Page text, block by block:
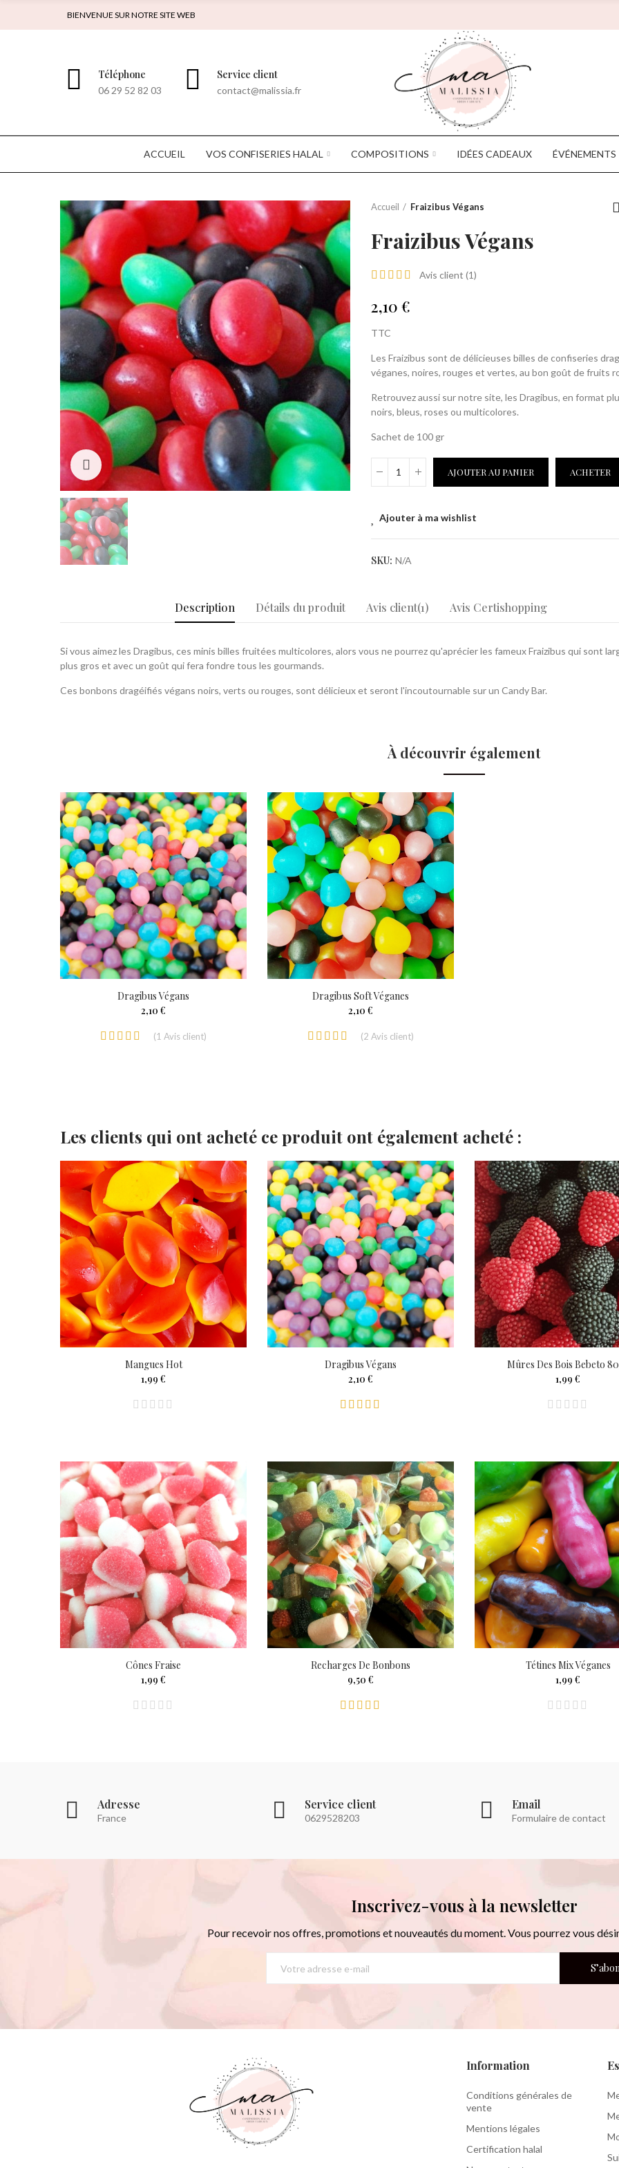
BIENVENUE SUR NOTRE SITE WEB
Téléphone
06 29 52 82 03
Service client
contact@malissia.fr
ACCUEIL VOS CONFISERIES HALAL COMPOSITIONS IDÉES CADEAUX ÉVÉNEMENTS
Click to enlarge
Accueil Fraizibus Végans
Fraizibus Végans
Avis client (1)
2,10 €
TTC
Les Fraizibus sont de délicieuses billes de confiseries
véganes, noires, rouges et vertes, au bon goût de fruits
Retrouvez aussi sur notre site, les Dragibus, en format
noirs, bleus, roses ou multicolores.
Sachet de 100 gr
AJOUTER AU PANIER ACHETER
Ajouter à ma wishlist
SKU: N/A
Description Détails du produit Avis client(1) Avis Certishopping
Si vous aimez les Dragibus, ces minis billes fruitées multicolores, alors vous ne pourrez qu'aprécier les fameux Fraizibus qui sont
plus gros et avec un goût qui fera fondre tous les gourmands.
Ces bonbons dragéifiés végans noirs, verts ou rouges, sont délicieux et seront l'incoutournable sur un Candy Bar.
11,99 €
Recharges
À découvrir également
Dragibus Végans
2,10 €
(1 Avis client)
Dragibus Soft Véganes
2,10 €
(2 Avis client)
Les clients qui ont acheté ce produit ont également acheté :
Mangues Hot
1,99 €
Dragibus Végans
2,10 €
Mûres Des Bois Bebeto
1,99 €
Cônes Fraise
1,99 €
Recharges De Bonbons
9,50 €
Tétines Mix Véganes
1,99 €
Adresse
France
Service client
0629528203
Email
Formulaire de contact
Inscrivez-vous à la newsletter
Pour recevoir nos offres, promotions et nouveautés du moment. Vous pourrez vous
Information
Conditions générales de
vente
Mentions légales
Certification halal